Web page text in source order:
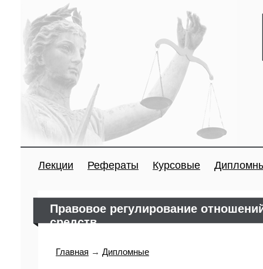
Лекции Рефераты Курсовые
Правовое регулирование
средств
Главная → Дипломные